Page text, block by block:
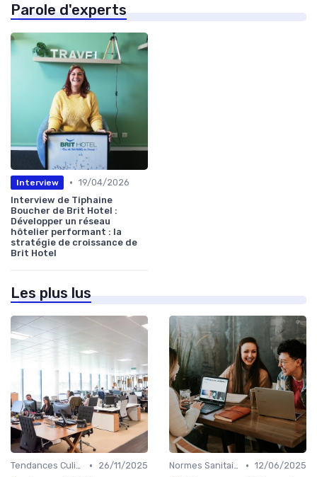
Parole d'experts
Interview • 19/04/2026
Interview de Tiphaine
Boucher de Brit Hotel :
Développer un réseau
hôtelier performant : la
stratégie de croissance de
Brit Hotel
Les plus lus
Tendances Culinaire •
26/11/2025
Normes Sanitaires • 12/06/2025